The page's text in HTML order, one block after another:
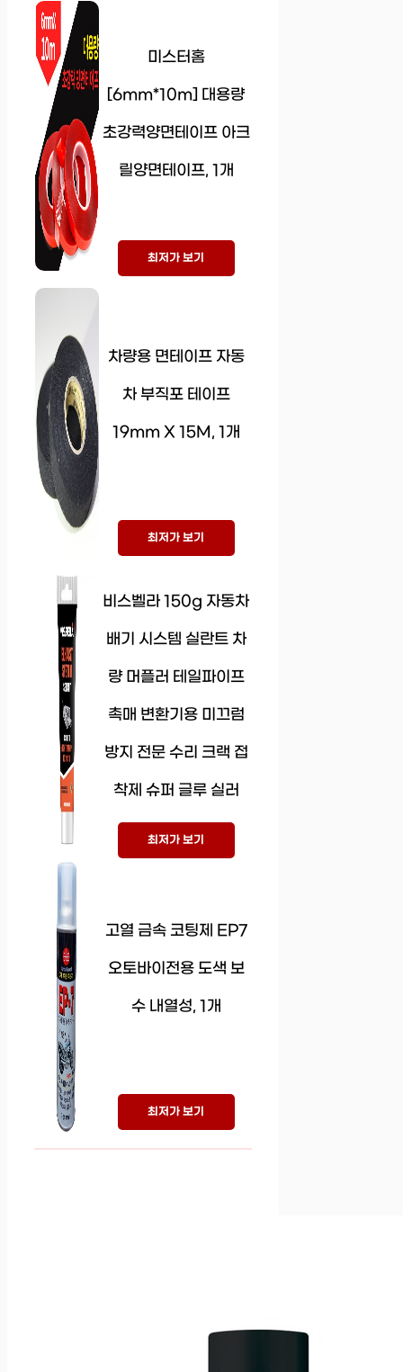
미스터홈
[6mm*10m] 대용량
초강력양면테이프 아크
릴양면테이프, 1개
최저가 보기
차량용 면테이프 자동
차 부직포 테이프
19mm X 15M, 1개
최저가 보기
비스벨라 150g 자동차
배기 시스템 실란트 차
량 머플러 테일파이프
촉매 변환기용 미끄럼
방지 전문 수리 크랙 접
착제 슈퍼 글루 실러
최저가 보기
고열 금속 코팅제 EP7
오토바이전용 도색 보
수 내열성, 1개
최저가 보기